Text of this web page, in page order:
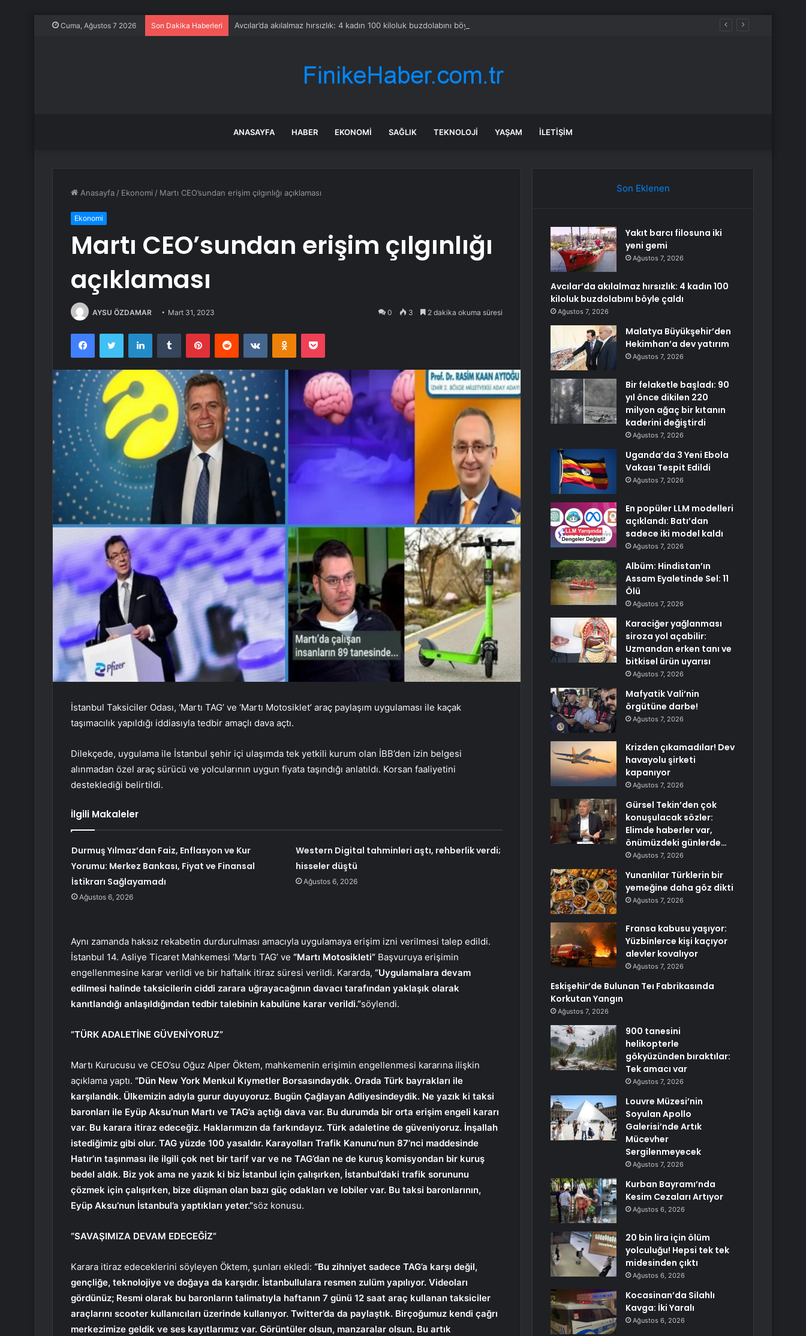
Cuma, Ağustos 7 2026 Son Dakika Haberleri Avcılar’da akılalmaz hırsızlık: 4 kadın 100 kiloluk buzdolabını böyle çaldı
ANASAYFA HABER EKONOMI SAĞLIK TEKNOLOJI YAŞAM İLETIŞIM
Anasayfa / Ekonomi / Martı CEO’sundan erişim çılgınlığı açıklaması
Ekonomi
Martı CEO’sundan erişim çılgınlığı
açıklaması
AYSU ÖZDAMAR Mart 31, 2023 0 3 2 dakika okuma süresi
FacebookTwitter LinkedInTumblr PinterestReddit VKontakteOdnoklassniki
Pocket
İstanbul Taksiciler Odası, ‘Martı TAG’ ve ‘Martı Motosiklet’ araç paylaşım uygulaması ile kaçak
taşımacılık yapıldığı iddiasıyla tedbir amaçlı dava açtı.
Dilekçede, uygulama ile İstanbul şehir içi ulaşımda tek yetkili kurum olan İBB’den izin belgesi
alınmadan özel araç sürücü ve yolcularının uygun fiyata taşındığı anlatıldı. Korsan faaliyetini
desteklediği belirtildi.
İlgili Makaleler
Durmuş Yılmaz’dan Faiz, Enflasyon ve Kur
Yorumu: Merkez Bankası, Fiyat ve Finansal
İstikrarı Sağlayamadı
Ağustos 6, 2026
Western Digital tahminleri aştı, rehberlik verdi;
hisseler düştü
Ağustos 6, 2026
Aynı zamanda haksız rekabetin durdurulması amacıyla uygulamaya erişim izni verilmesi talep edildi.
İstanbul 14. Asliye Ticaret Mahkemesi ‘Martı TAG’ ve “Martı Motosikleti” Başvuruya erişimin
engellenmesine karar verildi ve bir haftalık itiraz süresi verildi. Kararda, “Uygulamalara devam
edilmesi halinde taksicilerin ciddi zarara uğrayacağının davacı tarafından yaklaşık olarak
kanıtlandığı anlaşıldığından tedbir talebinin kabulüne karar verildi.”söylendi.
”TÜRK ADALETİNE GÜVENİYORUZ”
Martı Kurucusu ve CEO’su Oğuz Alper Öktem, mahkemenin erişimin engellenmesi kararına ilişkin
açıklama yaptı. “Dün New York Menkul Kıymetler Borsasındaydık. Orada Türk bayrakları ile
karşılandık. Ülkemizin adıyla gurur duyuyoruz. Bugün Çağlayan Adliyesindeydik. Ne yazık ki taksi
baronları ile Eyüp Aksu’nun Martı ve TAG’a açtığı dava var. Bu durumda bir orta erişim engeli kararı
var. Bu karara itiraz edeceğiz. Haklarımızın da farkındayız. Türk adaletine de güveniyoruz. İnşallah
istediğimiz gibi olur. TAG yüzde 100 yasaldır. Karayolları Trafik Kanunu’nun 87’nci maddesinde
Hatır’ın taşınması ile ilgili çok net bir tarif var ve ne TAG’dan ne de kuruş komisyondan bir kuruş
bedel aldık. Biz yok ama ne yazık ki biz İstanbul için çalışırken, İstanbul’daki trafik sorununu
çözmek için çalışırken, bize düşman olan bazı güç odakları ve lobiler var. Bu taksi baronlarının,
Eyüp Aksu’nun İstanbul’a yaptıkları yeter.”söz konusu.
“SAVAŞIMIZA DEVAM EDECEĞİZ”
Karara itiraz edeceklerini söyleyen Öktem, şunları ekledi: “Bu zihniyet sadece TAG’a karşı değil,
gençliğe, teknolojiye ve doğaya da karşıdır. İstanbullulara resmen zulüm yapılıyor. Videoları
gördünüz; Resmi olarak bu baronların talimatıyla haftanın 7 günü 12 saat araç kullanan taksiciler
araçlarını scooter kullanıcıları üzerinde kullanıyor. Twitter’da da paylaştık. Birçoğumuz kendi çağrı
merkezimize geldik ve ses kayıtlarımız var. Görüntüler olsun, manzaralar olsun. Bu artık
Son Eklenen
Yakıt barcı filosuna iki
yeni gemi
Ağustos 7, 2026
Avcılar’da akılalmaz hırsızlık: 4 kadın 100
kiloluk buzdolabını böyle çaldı
Ağustos 7, 2026
Malatya Büyükşehir’den
Hekimhan’a dev yatırım
Ağustos 7, 2026
Bir felaketle başladı: 90
yıl önce dikilen 220
milyon ağaç bir kıtanın
kaderini değiştirdi
Ağustos 7, 2026
Uganda’da 3 Yeni Ebola
Vakası Tespit Edildi
Ağustos 7, 2026
En popüler LLM modelleri
açıklandı: Batı’dan
sadece iki model kaldı
Ağustos 7, 2026
Albüm: Hindistan’ın
Assam Eyaletinde Sel: 11
Ölü
Ağustos 7, 2026
Karaciğer yağlanması
siroza yol açabilir:
Uzmandan erken tanı ve
bitkisel ürün uyarısı
Ağustos 7, 2026
Mafyatik Vali’nin
örgütüne darbe!
Ağustos 7, 2026
Krizden çıkamadılar! Dev
havayolu şirketi
kapanıyor
Ağustos 7, 2026
Gürsel Tekin’den çok
konuşulacak sözler:
Elimde haberler var,
önümüzdeki günlerde…
Ağustos 7, 2026
Yunanlılar Türklerin bir
yemeğine daha göz dikti
Ağustos 7, 2026
Fransa kabusu yaşıyor:
Yüzbinlerce kişi kaçıyor
alevler kovalıyor
Ağustos 7, 2026
Eskişehir’de Bulunan Teı Fabrikasında
Korkutan Yangın
Ağustos 7, 2026
900 tanesini
helikopterle
gökyüzünden bıraktılar:
Tek amacı var
Ağustos 7, 2026
Louvre Müzesi’nin
Soyulan Apollo
Galerisi’nde Artık
Mücevher
Sergilenmeyecek
Ağustos 7, 2026
Kurban Bayramı’nda
Kesim Cezaları Artıyor
Ağustos 6, 2026
20 bin lira için ölüm
yolculuğu! Hepsi tek tek
midesinden çıktı
Ağustos 6, 2026
Kocasinan’da Silahlı
Kavga: İki Yaralı
Ağustos 6, 2026